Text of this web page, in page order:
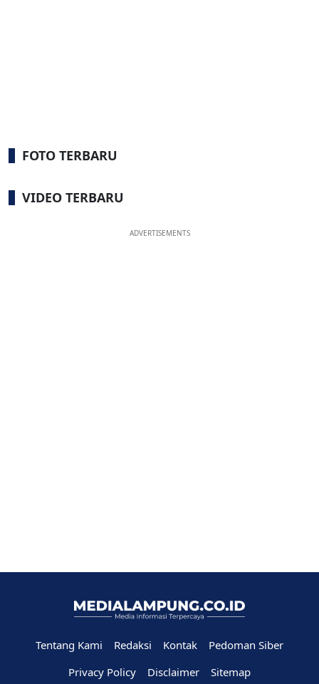
FOTO TERBARU
VIDEO TERBARU
ADVERTISEMENTS
Tentang Kami Redaksi Kontak
Pedoman Siber
Privacy Policy
Disclaimer Sitemap